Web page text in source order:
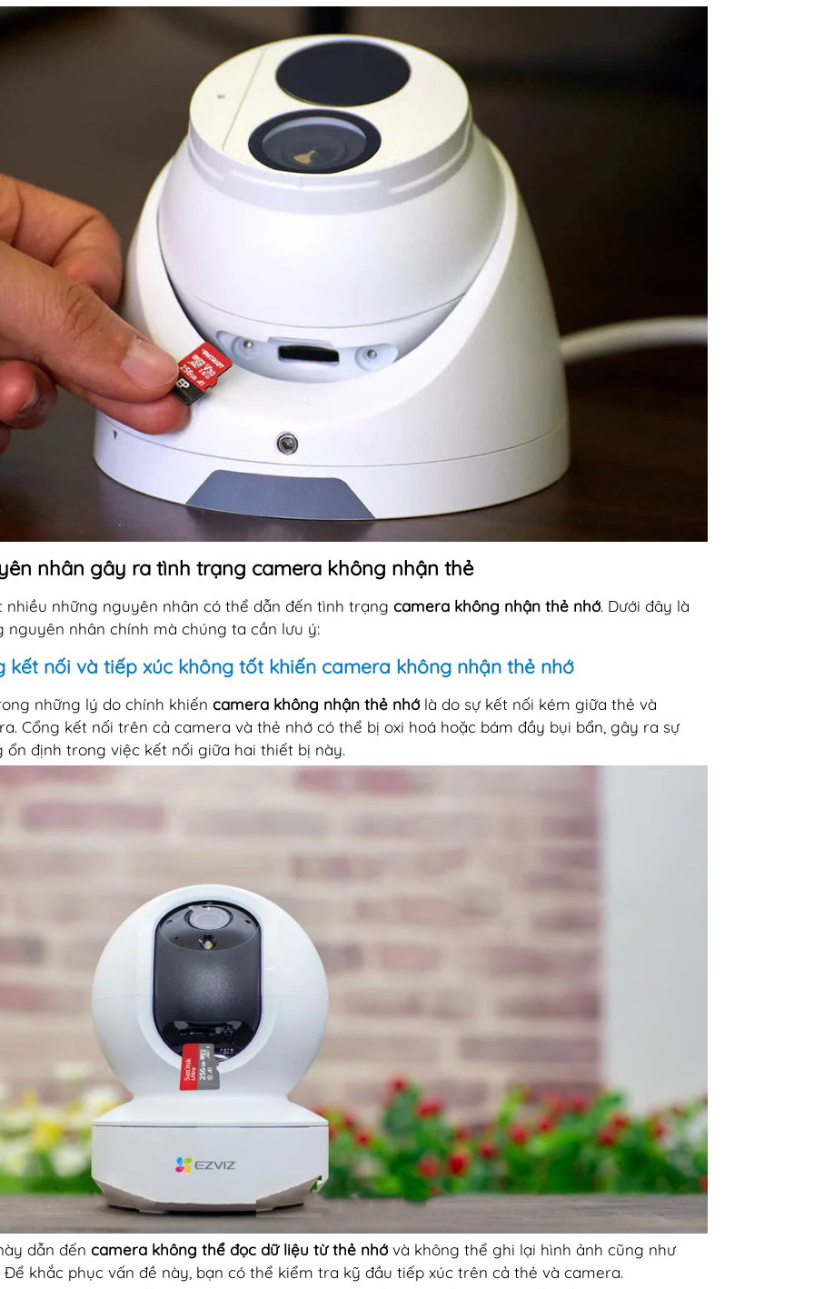
nhân gây ra tình trạng camera không nhận thẻ
nhiều những nguyên nhân có thể dẫn đến tình trạng camera không nhận thẻ nhớ. Dưới đây là
nguyên nhân chính mà chúng ta cần lưu ý:
kết nối và tiếp xúc không tốt khiến camera không nhận thẻ nhớ
những lý do chính khiến camera không nhận thẻ nhớ là do sự kết nối kém giữa thẻ và
Cổng kết nối trên cả camera và thẻ nhớ có thể bị oxi hoá hoặc bám đầy bụi bẩn, gây ra sự
ổn định trong việc kết nối giữa hai thiết bị này.
dẫn đến camera không thể đọc dữ liệu từ thẻ nhớ và không thể ghi lại hình ảnh cũng như
Để khắc phục vấn đề này, bạn có thể kiểm tra kỹ đầu tiếp xúc trên cả thẻ và camera.